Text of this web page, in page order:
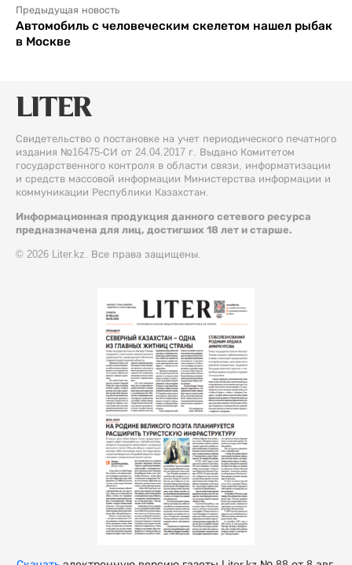
Предыдущая новость
Автомобиль с человеческим скелетом нашел рыбак
в Москве
Свидетельство о постановке на учет периодического печатного
издания №16475-СИ от 24.04.2017 г. Выдано Комитетом
государственного контроля в области связи, информатизации
и средств массовой информации Министерства информации и
коммуникации Республики Казахстан.
Информационная продукция данного сетевого ресурса
предназначена для лиц, достигших 18 лет и старше.
© 2026 Liter.kz. Все права защищены.